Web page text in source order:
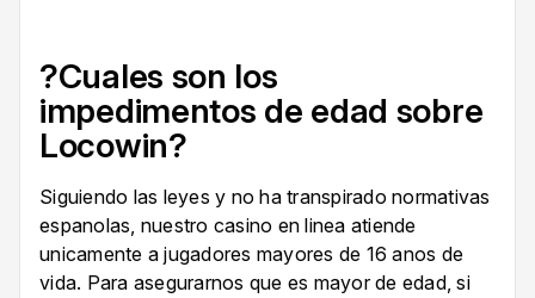
?Cuales son los
impedimentos de edad sobre
Locowin?
Siguiendo las leyes y no ha transpirado normativas
espanolas, nuestro casino en linea atiende
unicamente a jugadores mayores de 16 anos de
vida. Para asegurarnos que es mayor de edad, si